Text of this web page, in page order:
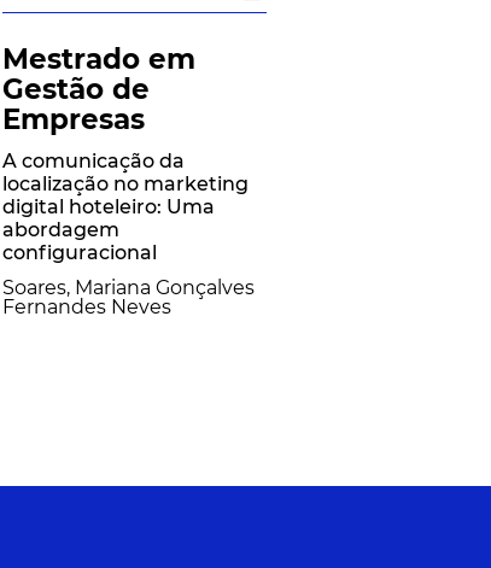
Mestrado em
Gestão de
Empresas
A comunicação da
localização no marketing
digital hoteleiro: Uma
abordagem
configuracional
Soares, Mariana Gonçalves
Fernandes Neves